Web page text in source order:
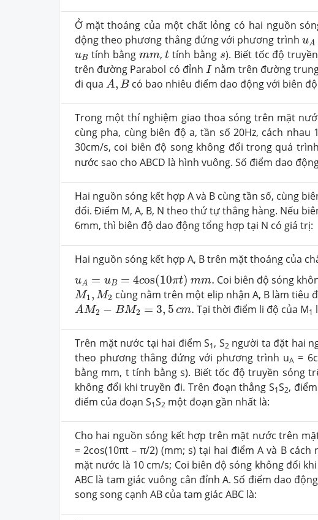
Ở mặt thoáng của một chất lỏng có hai nguồn
động theo phương thẳng đứng với phương trình uA
uA
uB
uBtính bằng mm
mm,t
t tính bằng s
s). Biết tốc độ
trên đường Parabol có đỉnhI
I nằm trên đường
đi qua A, B
A,B có bao nhiêu điểm dao động với biên
Trong một thí nghiệm giao thoa sóng trên mặt
cùng pha, cùng biên độ a, tần số 20Hz, cách
30cm/s, coi biên độ song không đổi trong quá
nước sao cho ABCD là hình vuông. Số điểm dao
Hai nguồn sóng kết hợp A và B cùng tần số, cùng
đổi. Điểm M, A, B, N theo thứ tự thẳng hàng. Nếu
6mm, thì biên độ dao động tổng hợp tại N có giá trị:
Hai nguồn sóng kết hợp A, B trên mặt thoáng của
uA = uB = 4cos(10πt) mm.
u B os(10πt)mm. Coi biên độ sóng
M1, M2
M1 M2 cùng nằm trên một elip nhận A, B làm tiêu
AM2 − BM2 = 3, 5 cm.
AM2−B M2=3,5cm. Tại thời điểm li độ của M1
Trên mặt nước tại hai điểm S1, S2 người ta đặt hai
theo phương thẳng đứng với phương trình uA =
bằng mm, t tính bằng s). Biết tốc độ truyền sóng
không đổi khi truyền đi. Trên đoạn thẳng S1S2,
điểm của đoạn S1S2 một đoạn gần nhất là:
Cho hai nguồn sóng kết hợp trên mặt nước trên
= 2cos(10πt – π/2) (mm; s) tại hai điểm A và B
mặt nước là 10 cm/s; Coi biên độ sóng không đổi
ABC là tam giác vuông cân đỉnh A. Số điểm dao
song song cạnh AB của tam giác ABC là: